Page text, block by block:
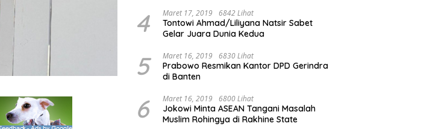
4 Maret 17, 2019 6842 Lihat
Tontowi Ahmad/Liliyana Natsir Sabet
Gelar Juara Dunia Kedua
5 Maret 16, 2019 6830 Lihat
Prabowo Resmikan Kantor DPD Gerindra
di Banten
6 Maret 16, 2019 6800 Lihat
Jokowi Minta ASEAN Tangani Masalah
Muslim Rohingya di Rakhine State